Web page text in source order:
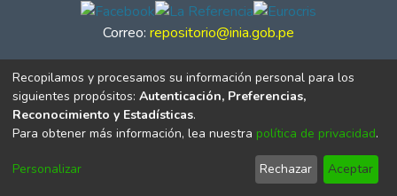
Correo: repositorio@inia.gob.pe
© Instituto Nacional de Innovación Agraria - INIA
Recopilamos y procesamos su información personal para los
siguientes propósitos: Autenticación, Preferencias,
Reconocimiento y Estadísticas.
Para obtener más información, lea nuestra política de privacidad.
Personalizar Rechazar Aceptar